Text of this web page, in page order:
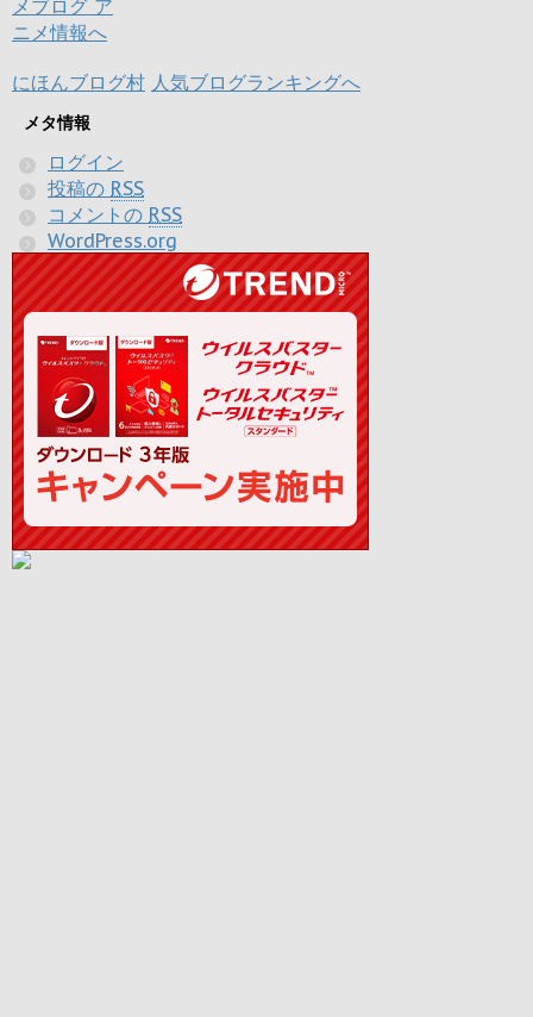
にほんブログ村 人気ブログランキングへ
メタ情報
ログイン
投稿の RSS
コメントの RSS
WordPress.org